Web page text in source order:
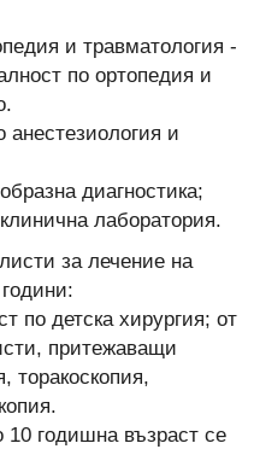
и травматология -
по ортопедия и
анестезиология и
диагностика;
лаборатория.
за лечение на
по детска хирургия; от
притежаващи
торакоскопия,
годишна възраст се